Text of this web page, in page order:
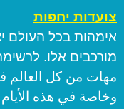
צועדות יחפות
אימהות בכל העולם
مهات من كل العالم
وخاصة في هذه